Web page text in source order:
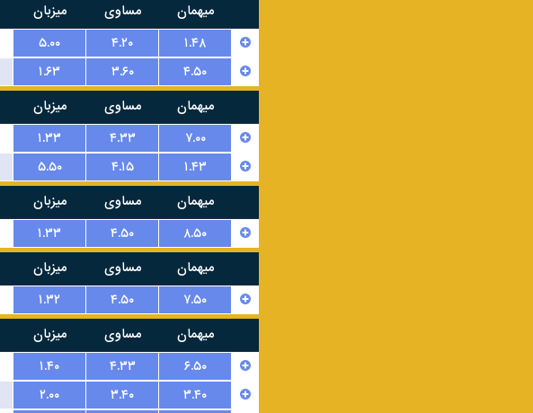
میزبان مساوی
میهمان
۵.۰۰ ۴.۲۰
۱.۴۸
۱.۶۳ ۳.۶۰
۴.۵۰
میزبان مساوی
میهمان
۱.۳۳ ۴.۳۳
۷.۰۰
۵.۵۰ ۴.۱۵
۱.۴۳
میزبان مساوی
میهمان
۱.۳۳ ۴.۵۰
۸.۵۰
میزبان مساوی
میهمان
۱.۳۲ ۴.۵۰
۷.۵۰
میزبان مساوی
میهمان
۱.۴۰ ۴.۳۳
۶.۵۰
۲.۰۰ ۳.۴۰
۳.۴۰